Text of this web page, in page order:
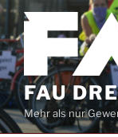
Zum
Inhalt
springen
FAU
Mehr als nur